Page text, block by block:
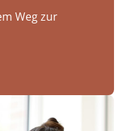
Weg zur